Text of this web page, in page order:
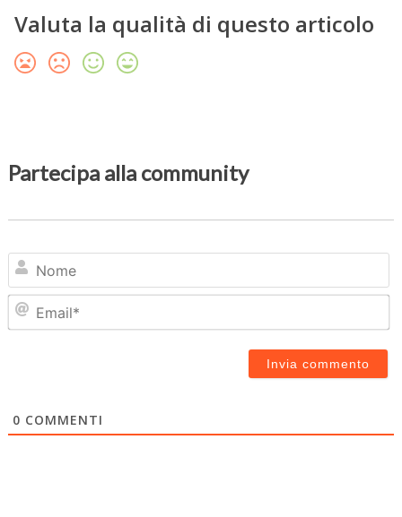
Valuta la qualità di questo articolo
Partecipa alla community
0 COMMENTI